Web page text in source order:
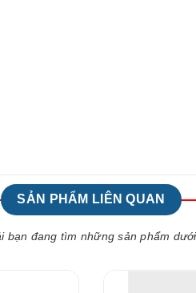
SẢN PHẨM LIÊN QUAN
bạn đang tìm những sản phẩm